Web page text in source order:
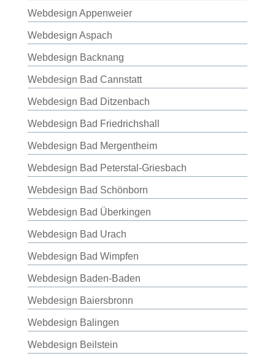
Webdesign Appenweier
Webdesign Aspach
Webdesign Backnang
Webdesign Bad Cannstatt
Webdesign Bad Ditzenbach
Webdesign Bad Friedrichshall
Webdesign Bad Mergentheim
Webdesign Bad Peterstal-Griesbach
Webdesign Bad Schönborn
Webdesign Bad Überkingen
Webdesign Bad Urach
Webdesign Bad Wimpfen
Webdesign Baden-Baden
Webdesign Baiersbronn
Webdesign Balingen
Webdesign Beilstein